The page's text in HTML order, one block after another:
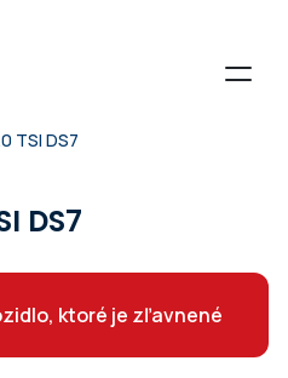
TSI DS7
DS7
ktoré je zľavnené